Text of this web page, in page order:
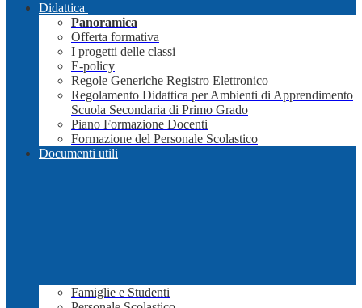
Didattica
Panoramica
Offerta formativa
I progetti delle classi
E-policy
Regole Generiche Registro Elettronico
Regolamento Didattica per Ambienti di Apprendimento
Scuola Secondaria di Primo Grado
Piano Formazione Docenti
Formazione del Personale Scolastico
Documenti utili
Famiglie e Studenti